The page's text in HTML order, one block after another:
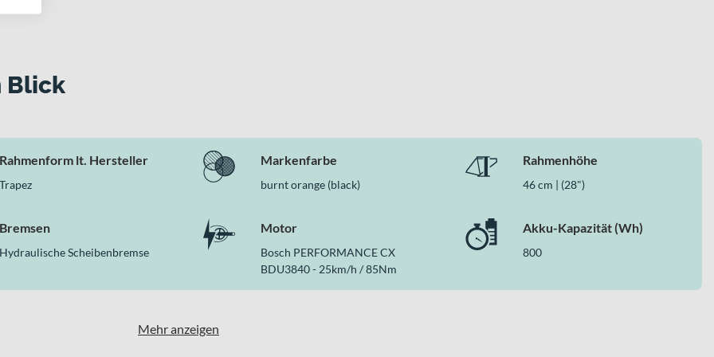
2C
überzeugt
CX 830 leistungsstarke Bosch Antriebstechnik, einen hochwertigen Aluminiumrahmen und komfortbetonte Ausstattung.
Scheibenbremsen macht es zu einem zuverlässigen Begleiter für Alltag, Pendelstrecke und Freizeit – genau das, was du
Blick
Rahmenform lt. Hersteller
Trapez
Markenfarbe
burnt orange (black)
Rahmenhöhe
46 cm | (28")
Bremsen
Hydraulische Scheibenbremse
Motor
Bosch PERFORMANCE CX
BDU3840 - 25km/h / 85Nm
Akku-Kapazität (Wh)
800
Mehr anzeigen